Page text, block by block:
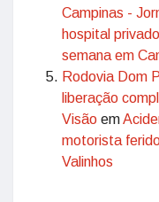
Campinas -
hospital
semana em
Rodovia Dom
liberação
Visão em
motorista
Valinhos